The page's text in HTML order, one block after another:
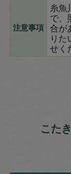
注意事項
糸魚
で、
合が
り
せく
こた